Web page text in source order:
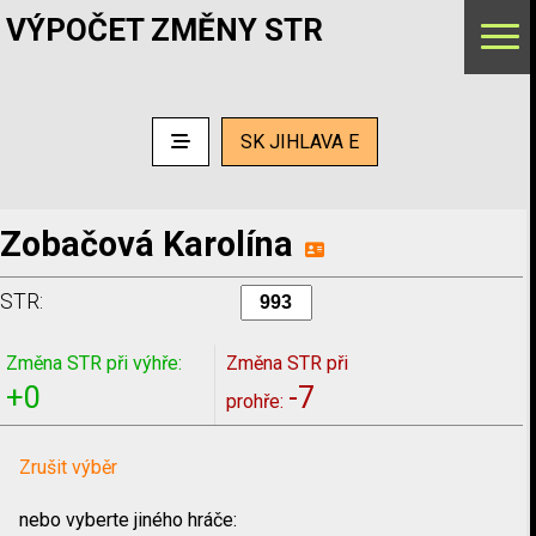
VÝPOČET ZMĚNY STR
SK JIHLAVA E
Zobačová Karolína
STR:
Změna STR při výhře:
+0
Změna STR při
prohře: -7
Zrušit výběr
nebo vyberte jiného hráče: